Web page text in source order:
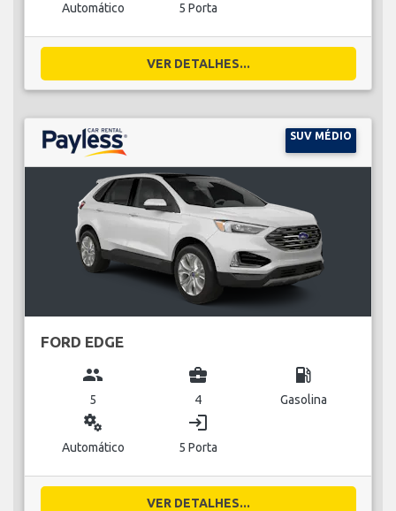
Automático 5 Porta
VER DETALHES...
SUV MÉDIO
FORD EDGE
group
5
business_center
4
local_gas_station
Gasolina
miscellaneous_services
Automático
login
5 Porta
VER DETALHES...